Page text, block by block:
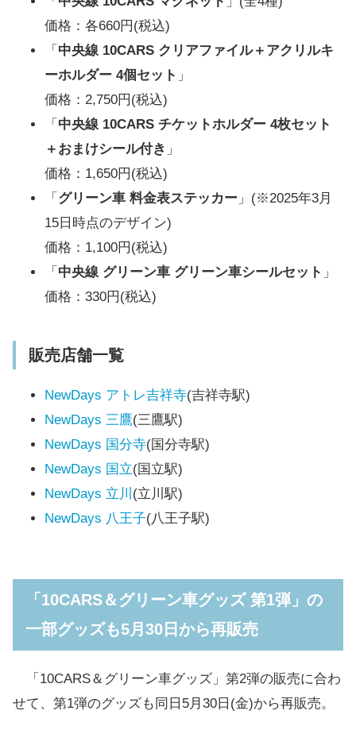
価格：各660円(税込)
「 中央線 10CARS クリアファイル＋アクリルキ
ーホルダー 4個セット 」
価格：2,750円(税込)
「 中央線 10CARS チケットホルダー 4枚セット
＋おまけシール付き 」
価格：1,650円(税込)
「 グリーン車 料金表ステッカー 」(※2025年3月
15日時点のデザイン)
価格：1,100円(税込)
「 中央線 グリーン車 グリーン車シールセット 」
価格：330円(税込)
販売店舗一覧
NewDays アトレ吉祥寺(吉祥寺駅)
NewDays 三鷹(三鷹駅)
NewDays 国分寺(国分寺駅)
NewDays 国立(国立駅)
NewDays 立川 (立川駅)
NewDays 八王子(八王子駅)
「10CARS＆グリーン車グッズ 第1弾」の
一部グッズも5月30日から再販売
「10CARS＆グリーン車グッズ」第2弾の販売に合わ
せて、第1弾のグッズも同日5月30日(金)から再販売。